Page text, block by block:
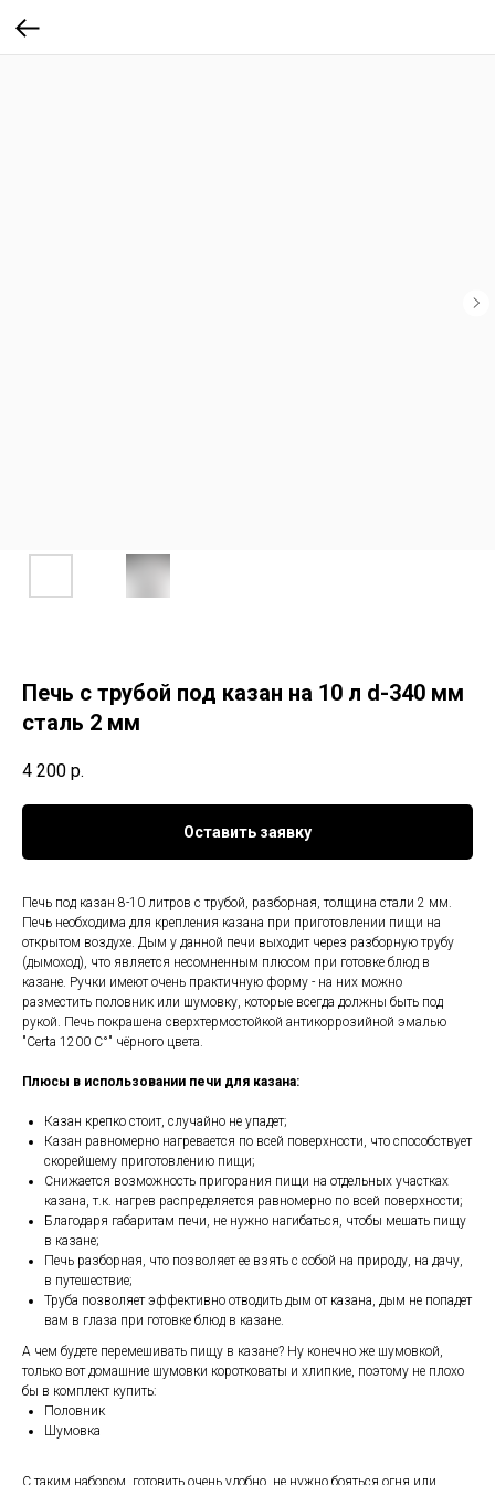
Печь с трубой под казан на 10 л d-340 мм
сталь 2 мм
4 200 р.
Оставить заявку
Печь под казан 8-10 литров с трубой, разборная, толщина стали 2 мм.
Печь необходима для крепления казана при приготовлении пищи на
открытом воздухе. Дым у данной печи выходит через разборную трубу
(дымоход), что является несомненным плюсом при готовке блюд в
казане. Ручки имеют очень практичную форму - на них можно
разместить половник или шумовку, которые всегда должны быть под
рукой. Печь покрашена сверхтермостойкой антикоррозийной эмалью
"Certa 1200 С°" чёрного цвета.
Плюсы в использовании печи для казана:
Казан крепко стоит, случайно не упадет;
Казан равномерно нагревается по всей поверхности, что способствует
скорейшему приготовлению пищи;
Снижается возможность пригорания пищи на отдельных участках
казана, т.к. нагрев распределяется равномерно по всей поверхности;
Благодаря габаритам печи, не нужно нагибаться, чтобы мешать пищу
в казане;
Печь разборная, что позволяет ее взять с собой на природу, на дачу,
в путешествие;
Труба позволяет эффективно отводить дым от казана, дым не попадет
вам в глаза при готовке блюд в казане.
А чем будете перемешивать пищу в казане? Ну конечно же шумовкой,
только вот домашние шумовки коротковаты и хлипкие, поэтому не плохо
бы в комплект купить:
Половник
Шумовка